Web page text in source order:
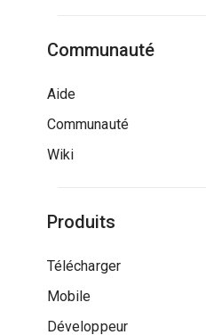
Communauté
Aide
Communauté
Wiki
Produits
Télécharger
Mobile
Développeur